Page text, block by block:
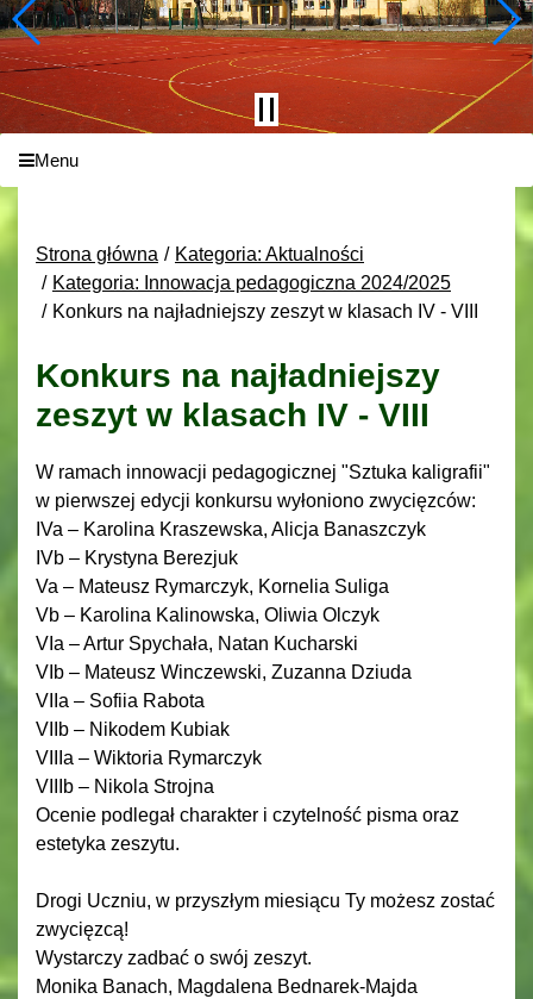
Menu
Strona główna
Kategoria: Aktualności
Kategoria: Innowacja pedagogiczna 2024/2025
Konkurs na najładniejszy zeszyt w klasach IV - VIII
Konkurs na najładniejszy
zeszyt w klasach IV - VIII
W ramach innowacji pedagogicznej "Sztuka kaligrafii"
w pierwszej edycji konkursu wyłoniono zwycięzców:
IVa – Karolina Kraszewska, Alicja Banaszczyk
IVb – Krystyna Berezjuk
Va – Mateusz Rymarczyk, Kornelia Suliga
Vb – Karolina Kalinowska, Oliwia Olczyk
VIa – Artur Spychała, Natan Kucharski
VIb – Mateusz Winczewski, Zuzanna Dziuda
VIIa – Sofiia Rabota
VIIb – Nikodem Kubiak
VIIIa – Wiktoria Rymarczyk
VIIIb – Nikola Strojna
Ocenie podlegał charakter i czytelność pisma oraz
estetyka zeszytu.
Drogi Uczniu, w przyszłym miesiącu Ty możesz zostać
zwycięzcą!
Wystarczy zadbać o swój zeszyt.
Monika Banach, Magdalena Bednarek-Majda